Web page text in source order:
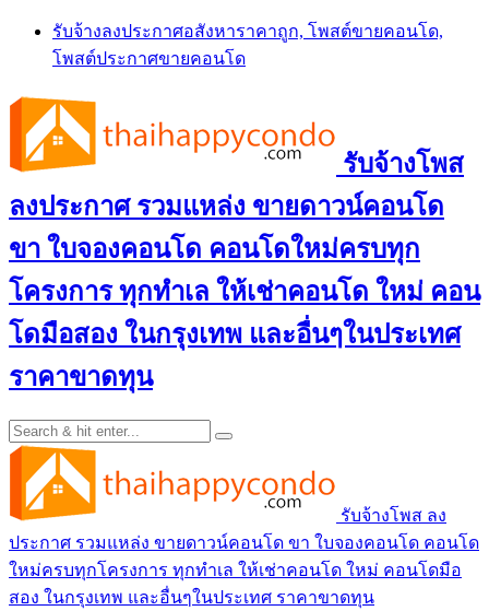
Skip
content
รับจ้างลงประกาศอสังหาราคาถูก, โพสต์ขายคอนโด,
โพสต์ประกาศขายคอนโด
รับจ้างโพส
ลงประกาศ รวมแหล่ง ขายดาวน์คอนโด
ขา ใบจองคอนโด คอนโดใหม่ครบทุก
โครงการ ทุกทำเล ให้เช่าคอนโด ใหม่ คอน
โดมือสอง ในกรุงเทพ และอื่นๆในประเทศ
ราคาขาดทุน
รับจ้างโพส ลง
ประกาศ รวมแหล่ง ขายดาวน์คอนโด ขา ใบจองคอนโด คอนโด
ใหม่ครบทุกโครงการ ทุกทำเล ให้เช่าคอนโด ใหม่ คอนโดมือ
สอง ในกรุงเทพ และอื่นๆในประเทศ ราคาขาดทุน